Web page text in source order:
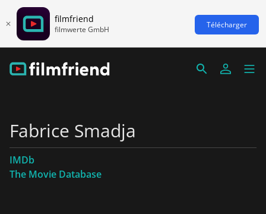
filmfriend
filmwerte GmbH Télécharger
Fabrice Smadja
IMDb
The Movie Database